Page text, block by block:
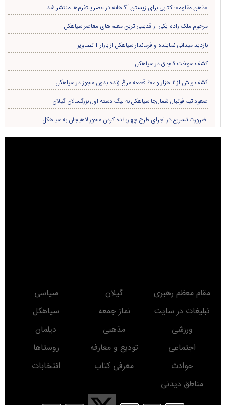
«ذهن مقاوم»؛ کتابی برای زیستن آگاهانه در عصر پلتفرم‌ها منتشر شد
مرحوم ملک زاده یکی از قدیمی ترین معلم های معاصر سیاهکل
بازدید میدانی نماینده و فرماندار سیاهکل از بازار + تصاویر
کشف سوخت قاچاق در سياهکل
کشف بیش از ۲ هزار و ۶۰۰ قطعه مرغ زنده بدون مجوز در سیاهکل
صعود تیم فوتبال شمال‌جا‌ سیاهکل به لیگ دسته اول بزرگسالان گیلان
ضرورت تسریع در اجرای طرح چهاربانده کردن محور لاهیجان به سیاهکل
مقام معظم رهبری گیلان
سیاسی
تبلیغات در سایت
نماز جمعه
سیاهکل
ورزشی
مذهبی
دیلمان
اجتماعی
تودیع و معارفه
روستاها
حوادث
معرفی کتاب
انتخابات
مناطق دیدنی